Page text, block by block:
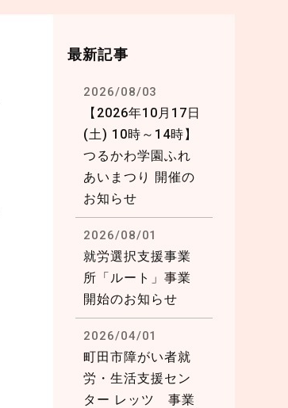
最新記事
2026/08/03
【2026年10月17日
(土) 10時～14時】
つるかわ学園ふれ
あいまつり 開催の
お知らせ
2026/08/01
就労選択支援事業
所「ルート」事業
開始のお知らせ
2026/04/01
町田市障がい者就
労・生活支援セン
ター レッツ 事業